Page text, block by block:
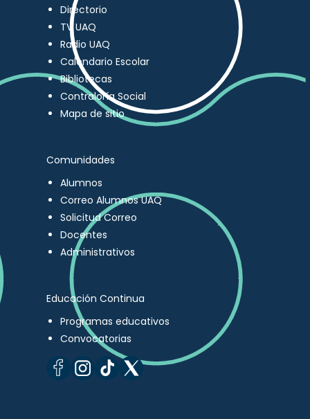
Directorio
TV UAQ
Radio UAQ
Calendario Escolar
Bibliotecas
Contraloría Social
Mapa de sitio
Comunidades
Alumnos
Correo Alumnos UAQ
Solicitud Correo
Docentes
Administrativos
Educación Continua
Programas educativos
Convocatorias